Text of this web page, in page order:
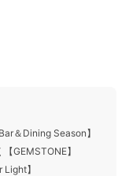
＆Dining Season】
GEMSTONE】
】